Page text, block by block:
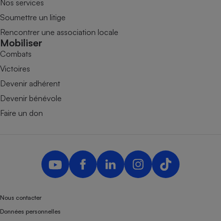
Nos services
Soumettre un litige
Rencontrer une association locale
Mobiliser
Combats
Victoires
Devenir adhérent
Devenir bénévole
Faire un don
Nous contacter
Données personnelles